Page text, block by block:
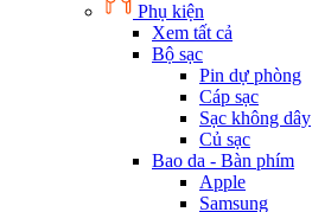
Phụ kiện
Xem tất cả
Bộ sạc
Pin dự phòng
Cáp sạc
Sạc không dây
Củ sạc
Bao da - Bàn phím
Apple
Samsung